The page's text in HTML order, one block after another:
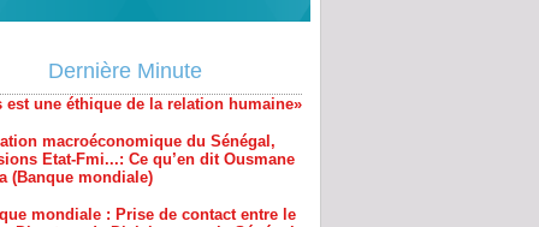
Dernière Minute
macroéconomique du Sénégal,
(Banque mondiale)
mondiale : Prise de contact entre le
Directeur de Division pour le Sénégal
Diomaye
: le maire Djibril Sonko ira